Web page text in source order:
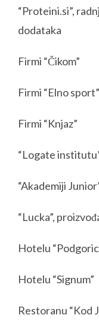
“Proteini.si”,
dodataka
Firmi “Čikom”
Firmi “Elno sport”
Firmi “Knjaz”
“Logate
“Akademiji
“Lucka”,
Hotelu
Hotelu “Signum”
Restoranu “Kod